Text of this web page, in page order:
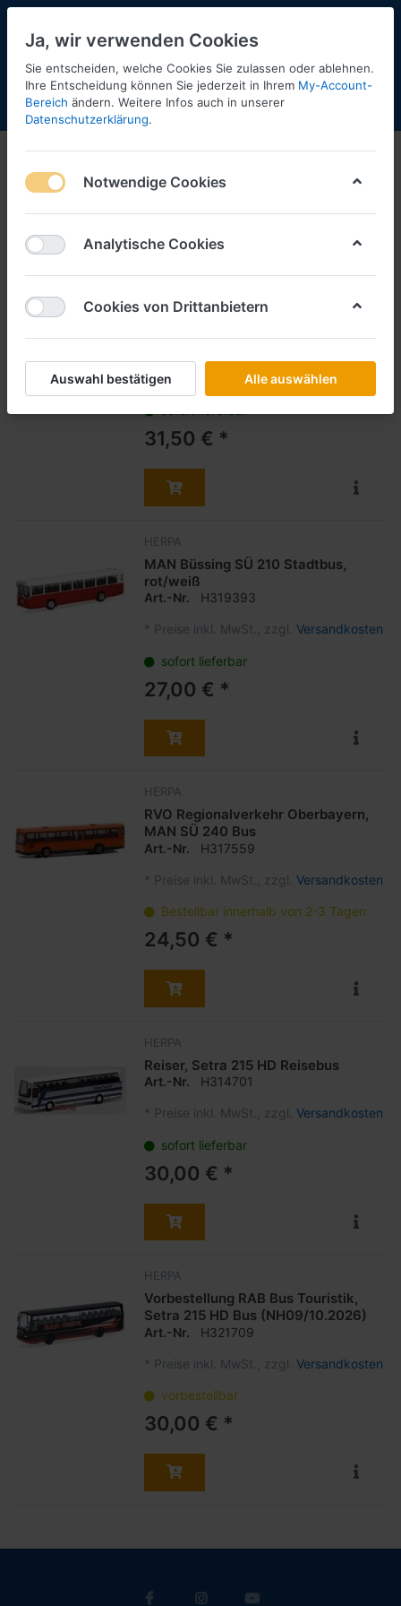
Menü Anmelden Shopaktualisierung
Bus Modelle
1-5 von
Filtern Sortieren
HERPA
* Preise inkl. MwSt., zzgl.Versandkosten
31,50 € *
HERPA
MAN Büssing SÜ 210 Stadtbus,
rot/weiß
Art.-Nr. H319393
* Preise inkl. MwSt., zzgl. Versandkosten
sofort lieferbar
27,00 € *
HERPA
RVO Regionalverkehr Oberbayern,
MAN SÜ 240 Bus
Art.-Nr. H317559
* Preise inkl. MwSt., zzgl. Versandkosten
Bestellbar innerhalb von 2-3 Tagen
24,50 € *
HERPA
Reiser, Setra 215 HD Reisebus
Art.-Nr. H314701
* Preise inkl. MwSt., zzgl. Versandkosten
sofort lieferbar
30,00 € *
HERPA
Vorbestellung RAB Bus Touristik,
Setra 215 HD Bus (NH09/10.2026)
Art.-Nr. H321709
* Preise inkl. MwSt., zzgl. Versandkosten
vorbestellbar
30,00 € *
Ja, wir verwenden Cookies
Sie entscheiden, welche Cookies Sie zulassen oder ablehnen.
Ihre Entscheidung können Sie jederzeit in Ihrem My-Account-
Bereich ändern. Weitere Infos auch in unserer
Datenschutzerklärung.
Notwendige Cookies
Analytische Cookies
Cookies von Drittanbietern
Auswahl bestätigen Alle auswählen